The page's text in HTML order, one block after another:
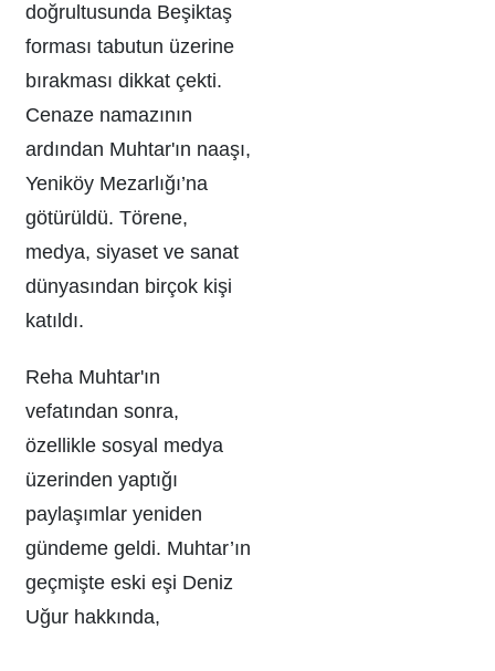
doğrultusunda Beşiktaş
forması tabutun üzerine
bırakması dikkat çekti.
Cenaze namazının
ardından Muhtar'ın naaşı,
Yeniköy Mezarlığı’na
götürüldü. Törene,
medya, siyaset ve sanat
dünyasından birçok kişi
katıldı.
Reha Muhtar'ın
vefatından sonra,
özellikle sosyal medya
üzerinden yaptığı
paylaşımlar yeniden
gündeme geldi. Muhtar’ın
geçmişte eski eşi Deniz
Uğur hakkında,